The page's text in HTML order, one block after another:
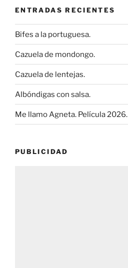
ENTRADAS RECIENTES
Bifes a la portuguesa.
Cazuela de mondongo.
Cazuela de lentejas.
Albóndigas con salsa.
Me llamo Agneta. Película 2026.
PUBLICIDAD